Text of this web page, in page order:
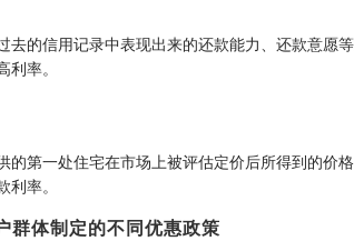
去的信用记录中表现出来的还款能力、还款意愿
率。
的第一处住宅在市场上被评估定价后所得到的价
率。
群体制定的不同优惠政策